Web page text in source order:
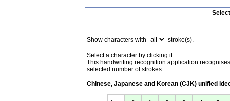
Show characters with stroke(s).
Select a character by clicking it.
This handwriting recognition application
selected number of strokes.
Chinese, Japanese and Korean (CJK) unified